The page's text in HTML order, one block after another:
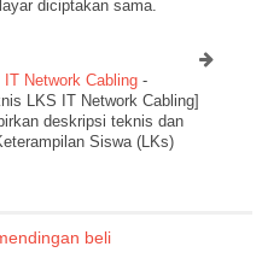
diciptakan sama.
Network Cabling -
LKS IT Network Cabling]
deskripsi teknis dan
Siswa (LKs)
beli